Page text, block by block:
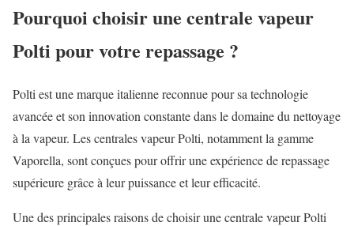
Pourquoi choisir une centrale vapeur
Polti pour votre repassage ?
Polti est une marque italienne reconnue pour sa technologie
avancée et son innovation constante dans le domaine du nettoyage
à la vapeur. Les centrales vapeur Polti, notamment la gamme
Vaporella, sont conçues pour offrir une expérience de repassage
supérieure grâce à leur puissance et leur efficacité.
Une des principales raisons de choisir une centrale vapeur Polti